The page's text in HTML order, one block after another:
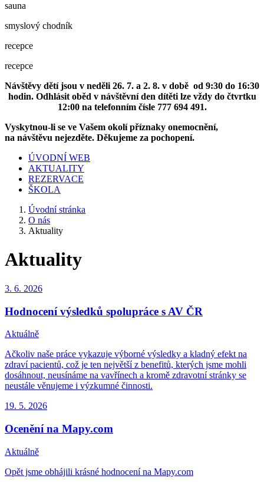
sauna
smyslový chodník
recepce
recepce
Návštěvy dětí jsou v neděli 26. 7. a 2. 8. v době od 9:30 do 16:30
hodin. Odhlásit oběd v návštěvní den dítěti lze vždy do čtvrtku
12:00 na telefonním čísle 777 694 491.
Vyskytnou-li se ve Vašem okolí příznaky onemocnění,
na návštěvu nejezděte. Děkujeme za pochopení.
ÚVODNÍ WEB
AKTUALITY
REZERVACE
ŠKOLA
Úvodní stránka
O nás
Aktuality
Aktuality
3. 6. 2026
Hodnocení výsledků spolupráce s AV ČR
Aktuálně
Ačkoliv naše práce vykazuje výborné výsledky a kladný efekt na
zdraví pacientů, což je ten největší z benefitů, kterých jsme mohli
dosáhnout, neusínáme na vavřínech a kromě zdravotní stránky se
neustále věnujeme i výzkumné činnosti.
19. 5. 2026
Ocenění na Mapy.com
Aktuálně
Opět jsme obhájili krásné hodnocení na Mapy.com